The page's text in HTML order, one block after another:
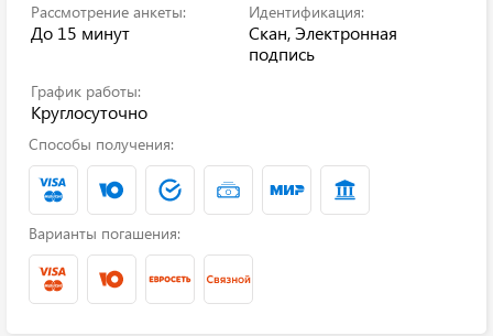
Рассмотрение анкеты:
До 15 минут
Идентификация:
Скан, Электронная
подпись
График работы:
Круглосуточно
Способы получения:
Варианты погашения: